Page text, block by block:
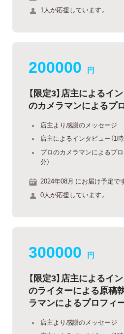
1人が応援しています。
200000 円
【限定3】店主によるイ
のカメラマンによるプ
店主より感謝のメッセージ
店主によるインタビュー（1時
プロのカメラマンによるプ
分）
2024年08月 にお届け予定で
0人が応援しています。
300000 円
【限定3】店主によるイ
のライターによる原稿
ラマンによるプロフィ
店主より感謝のメッセージ